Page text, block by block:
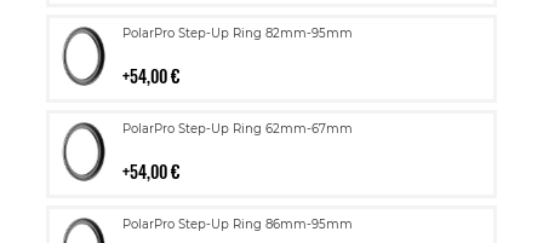
PolarPro Step-Up Ring 82mm-95mm
54,00 €
Lisää
PolarPro Step-Up Ring 62mm-67mm
54,00 €
Lisää
PolarPro Step-Up Ring 86mm-95mm
Lisää